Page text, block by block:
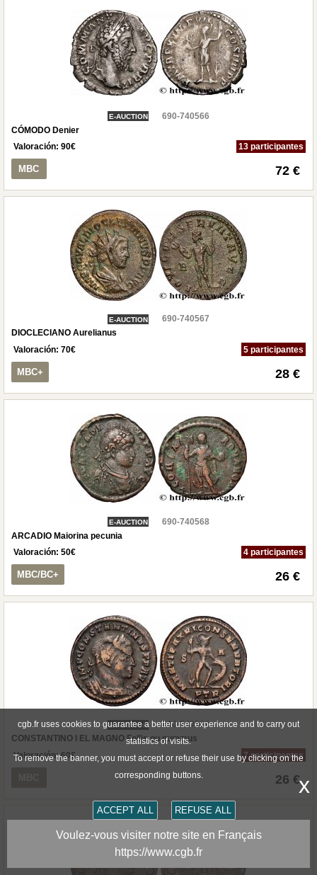
E-AUCTION
690-740566
CÓMODO Denier
Valoración: 90€ 13 participantes
MBC 72 €
E-AUCTION
690-740567
DIOCLECIANO Aurelianus
Valoración: 70€ 5 participantes
MBC+ 28 €
E-AUCTION
690-740568
ARCADIO Maiorina pecunia
Valoración: 50€ 4 participantes
MBC/BC+ 26 €
E-AUCTION
690-740569
CONSTANTINO I EL MAGNO Follis ou nummus
Valoración:60€ 7 participantes
26 €
cgb.fr uses cookies to guarantee a better user experience and to carry out
statistics of visits.
To remove the banner, you must accept or refuse their use by clicking on the
corresponding buttons.
ACCEPT ALL REFUSE ALL
x
Voulez-vous visiter notre site en Français
https://www.cgb.fr